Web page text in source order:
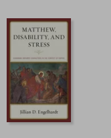
5%
dcto.